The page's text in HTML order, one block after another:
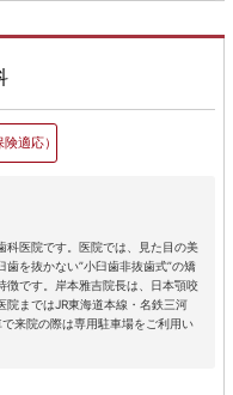
適応）
科医院です。医院では、見た目の美
を抜かない”小臼歯非抜歯式”の矯
徴です。岸本雅吉院長は、日本顎咬
院まではJR東海道本線・名鉄三河
来院の際は専用駐車場をご利用い